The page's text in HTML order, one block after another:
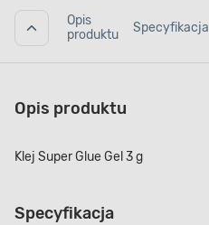
Opis
produktu
Specyfikacja
Opis produktu
Klej Super Glue Gel 3 g
Specyfikacja